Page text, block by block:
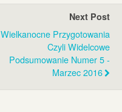
Next Post
Wielkanocne Przygotowania
Czyli Widelcowe
Podsumowanie Numer 5 -
Marzec 2016